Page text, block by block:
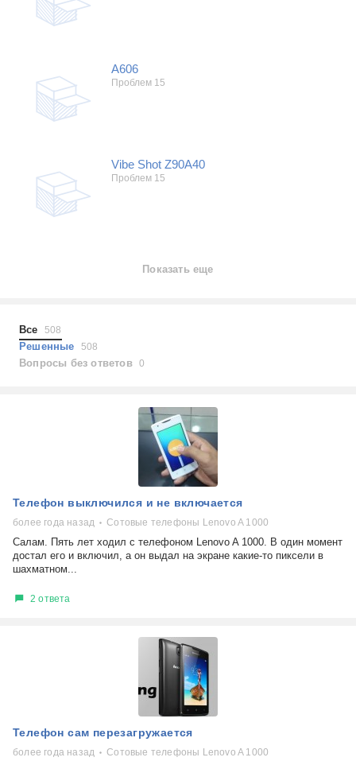
А606
Проблем 15
Vibe Shot Z90A40
Проблем 15
Показать еще
Все 508
Решенные 508
Вопросы без ответов0
Телефон выключился и не включается
более года назад Сотовые телефоны Lenovo A 1000
Салам. Пять лет ходил с телефоном Lenovo A 1000. В один момент
достал его и включил, а он выдал на экране какие-то пиксели в
шахматном...
2 ответа
Телефон сам перезагружается
более года назад Сотовые телефоны Lenovo A 1000